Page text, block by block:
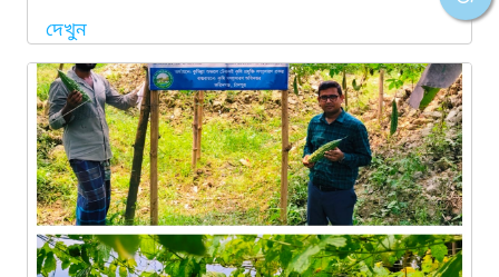
দেখুন